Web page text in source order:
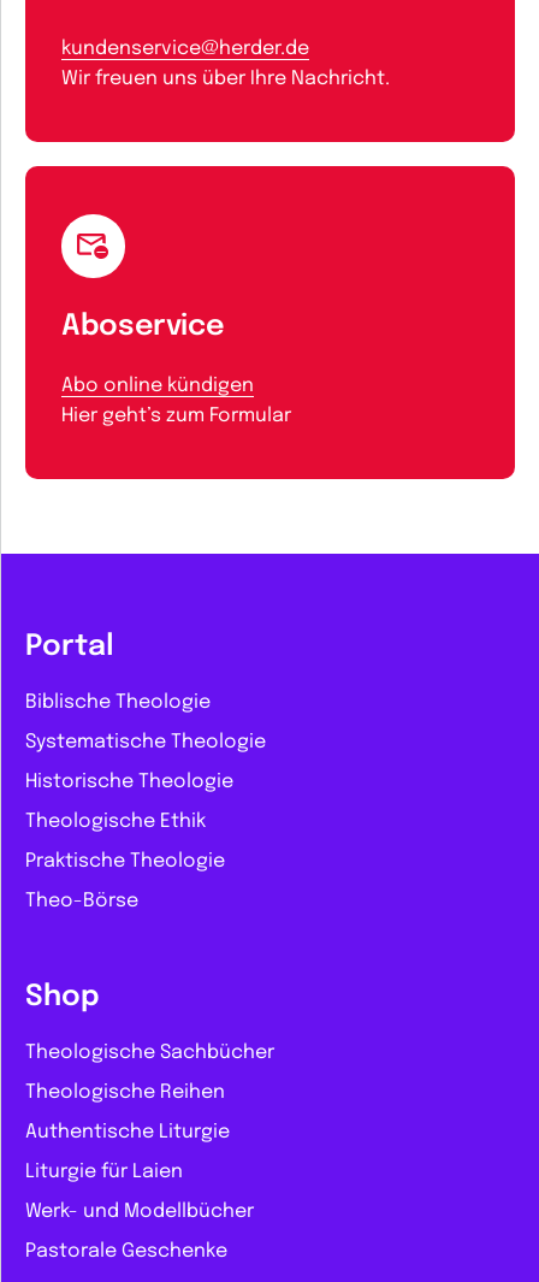
kundenservice@herder.de
Wir freuen uns über Ihre Nachricht.
Aboservice
Abo online kündigen
Hier geht’s zum Formular
Portal
Biblische Theologie
Systematische Theologie
Historische Theologie
Theologische Ethik
Praktische Theologie
Theo-Börse
Shop
Theologische Sachbücher
Theologische Reihen
Authentische Liturgie
Liturgie für Laien
Werk- und Modellbücher
Pastorale Geschenke